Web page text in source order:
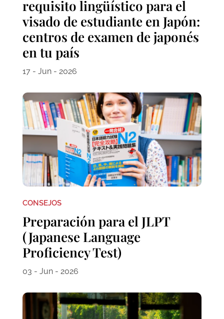
requisito lingüístico para el
visado de estudiante en Japón:
centros de examen de japonés
en tu país
17 - Jun - 2026
CONSEJOS
Preparación para el JLPT
(Japanese Language
Proficiency Test)
03 - Jun - 2026